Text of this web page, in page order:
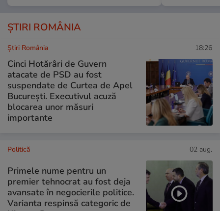
ȘTIRI ROMÂNIA
Știri România 18:26
Cinci Hotărâri de Guvern
atacate de PSD au fost
suspendate de Curtea de Apel
București. Executivul acuză
blocarea unor măsuri
importante
Politică 02 aug.
Primele nume pentru un
premier tehnocrat au fost deja
avansate în negocierile politice.
Varianta respinsă categoric de